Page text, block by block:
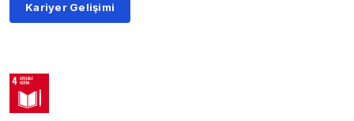
Kariyer Gelişimi